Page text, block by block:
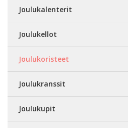
Joulukalenterit
Joulukellot
Joulukoristeet
Joulukranssit
Joulukupit